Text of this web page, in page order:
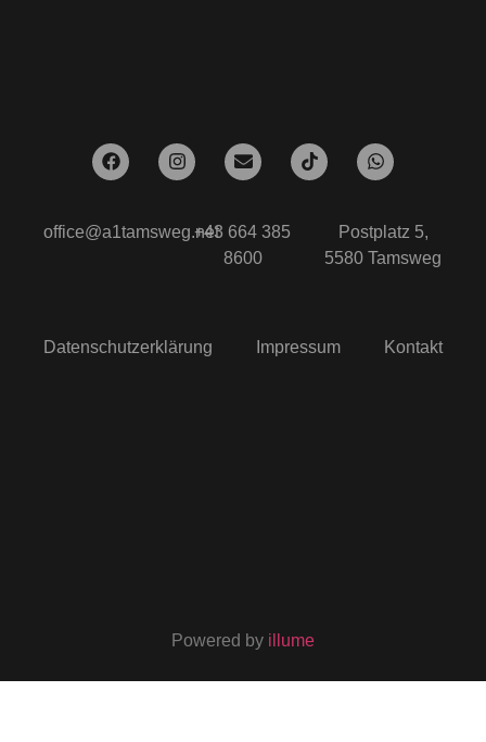
office@a1tamsweg.net+43 664 385
8600
Postplatz 5,
5580 Tamsweg
Datenschutzerklärung Impressum Kontakt
Powered by illume